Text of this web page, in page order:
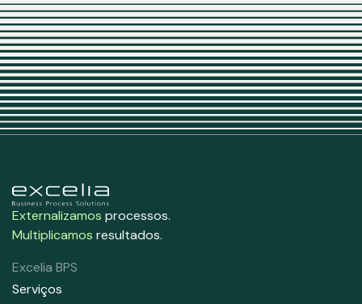
Externalizamos processos.
Multiplicamos resultados.
Excelia BPS
Serviços